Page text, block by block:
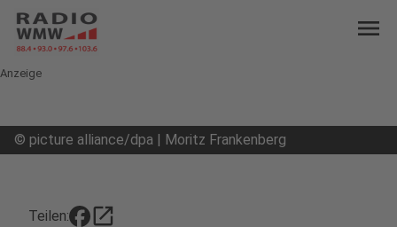
menu
Anzeige
© picture alliance/dpa | Moritz Frankenberg
Teilen: open_in_new